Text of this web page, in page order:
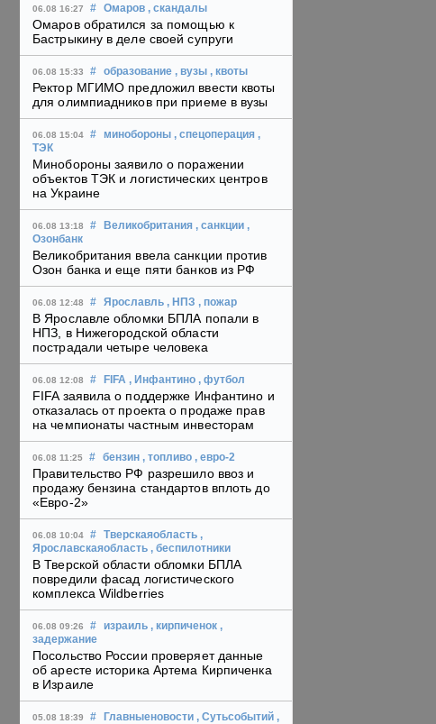
06.08 16:27 # Омаров , скандалы
Омаров обратился за помощью к
Бастрыкину в деле своей супруги
06.08 15:33 # образование , вузы , квоты
Ректор МГИМО предложил ввести квоты
для олимпиадников при приеме в вузы
06.08 15:04 # минобороны , спецоперация ,
ТЭК
Минобороны заявило о поражении
объектов ТЭК и логистических центров
на Украине
06.08 13:18 # Великобритания , санкции ,
Озонбанк
Великобритания ввела санкции против
Озон банка и еще пяти банков из РФ
06.08 12:48 # Ярославль , НПЗ , пожар
В Ярославле обломки БПЛА попали в
НПЗ, в Нижегородской области
пострадали четыре человека
06.08 12:08 # FIFA , Инфантино , футбол
FIFA заявила о поддержке Инфантино и
отказалась от проекта о продаже прав
на чемпионаты частным инвесторам
06.08 11:25 # бензин , топливо , евро-2
Правительство РФ разрешило ввоз и
продажу бензина стандартов вплоть до
«Евро-2»
06.08 10:04 # Тверскаяобласть ,
Ярославскаяобласть , беспилотники
В Тверской области обломки БПЛА
повредили фасад логистического
комплекса Wildberries
06.08 09:26 # израиль , кирпиченок ,
задержание
Посольство России проверяет данные
об аресте историка Артема Кирпиченка
в Израиле
05.08 18:39 # Главныеновости , Сутьсобытий ,